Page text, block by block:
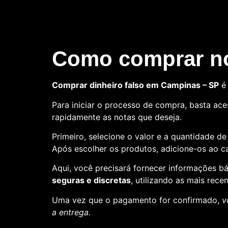
Como comprar
Comprar dinheiro falso em Campinas – SP é
Para iniciar o processo de compra, basta
rapidamente as notas que deseja.
Primeiro, selecione o valor e a quantidade
Após escolher os produtos, adicione-os ao
Aqui, você precisará fornecer informações
seguras e discretas, utilizando as mais
Uma vez que o pagamento for confirmado,
a entrega.